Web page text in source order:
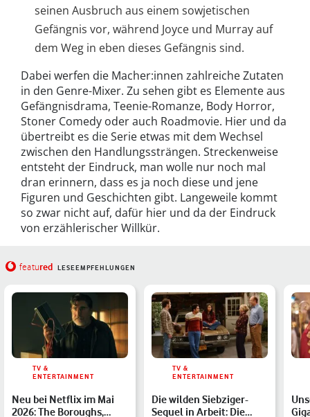
seinen Ausbruch aus einem sowjetischen
Gefängnis vor, während Joyce und Murray auf
dem Weg in eben dieses Gefängnis sind.
Dabei werfen die Macher:innen zahlreiche Zutaten
in den Genre-Mixer. Zu sehen gibt es Elemente aus
Gefängnisdrama, Teenie-Romanze, Body Horror,
Stoner Comedy oder auch Roadmovie. Hier und da
übertreibt es die Serie etwas mit dem Wechsel
zwischen den Handlungssträngen. Streckenweise
entsteht der Eindruck, man wolle nur noch mal
dran erinnern, dass es ja noch diese und jene
Figuren und Geschichten gibt. Langeweile kommt
so zwar nicht auf, dafür hier und da der Eindruck
von erzählerischer Willkür.
featured LESEEMPFEHLUNGEN
TV &
ENTERTAINMENT
Neu bei Netflix im Mai
2026: The Boroughs,
TV &
ENTERTAINMENT
Die wilden Siebziger-
Sequel in Arbeit: Die